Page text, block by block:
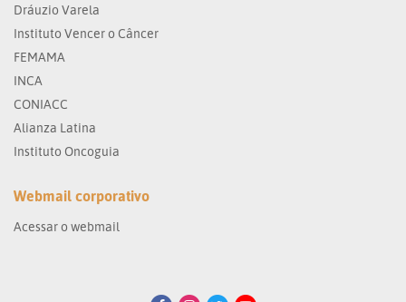
Dráuzio Varela
Instituto Vencer o Câncer
FEMAMA
INCA
CONIACC
Alianza Latina
Instituto Oncoguia
Webmail corporativo
Acessar o webmail